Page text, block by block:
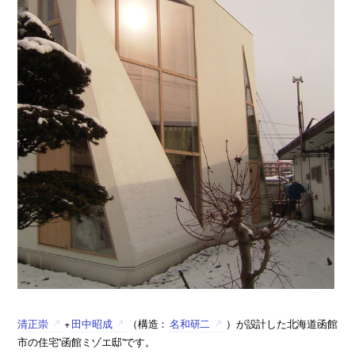
清正崇 +田中昭成 （構造： 名和研二
）が設計した北海道函館
市の住宅”函館ミゾエ邸”です。